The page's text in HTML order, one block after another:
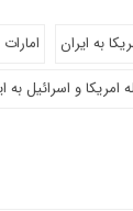
به ایران
امریکا و اسرائیل به